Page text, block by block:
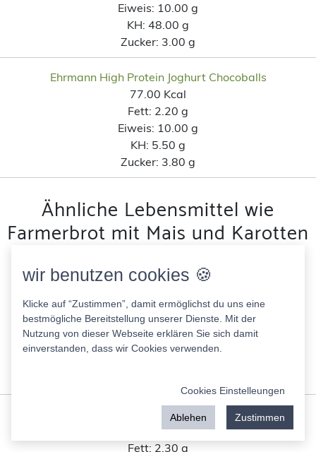
Eiweis: 10.00 g
KH: 48.00 g
Zucker: 3.00 g
Ehrmann High Protein Joghurt Chocoballs
77.00 Kcal
Fett: 2.20 g
Eiweis: 10.00 g
KH: 5.50 g
Zucker: 3.80 g
Ähnliche Lebensmittel wie
Farmerbrot mit Mais und Karotten
344.00 Kcal
Fett:
3.80 g
Eiweis:10.00 g
Ehrmann High Protein Triple Dessert
83.00 Kcal
Fett: 2.30 g
wir benutzen cookies 🍪
Klicke auf “Zustimmen”, damit ermöglichst du uns eine
bestmögliche Bereitstellung unserer Dienste. Mit der
Nutzung von dieser Webseite erklären Sie sich damit
einverstanden, dass wir Cookies verwenden.
Cookies Einstelleungen
Ablehen Zustimmen